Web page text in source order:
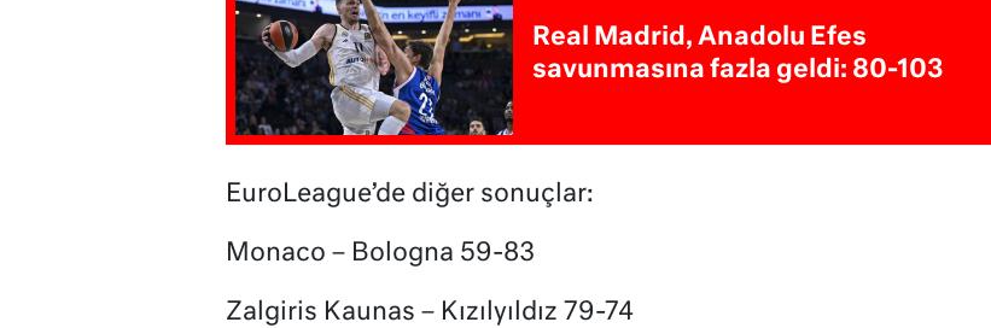
Real Madrid, Anadolu Efes
savunmasına fazla geldi: 80-103
EuroLeague’de diğer sonuçlar:
Monaco – Bologna 59-83
Zalgiris Kaunas – Kızılyıldız 79-74